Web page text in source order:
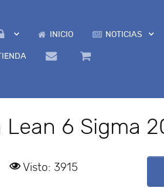
INICIO NOTICIAS
6 Sigma
Visto: 3915